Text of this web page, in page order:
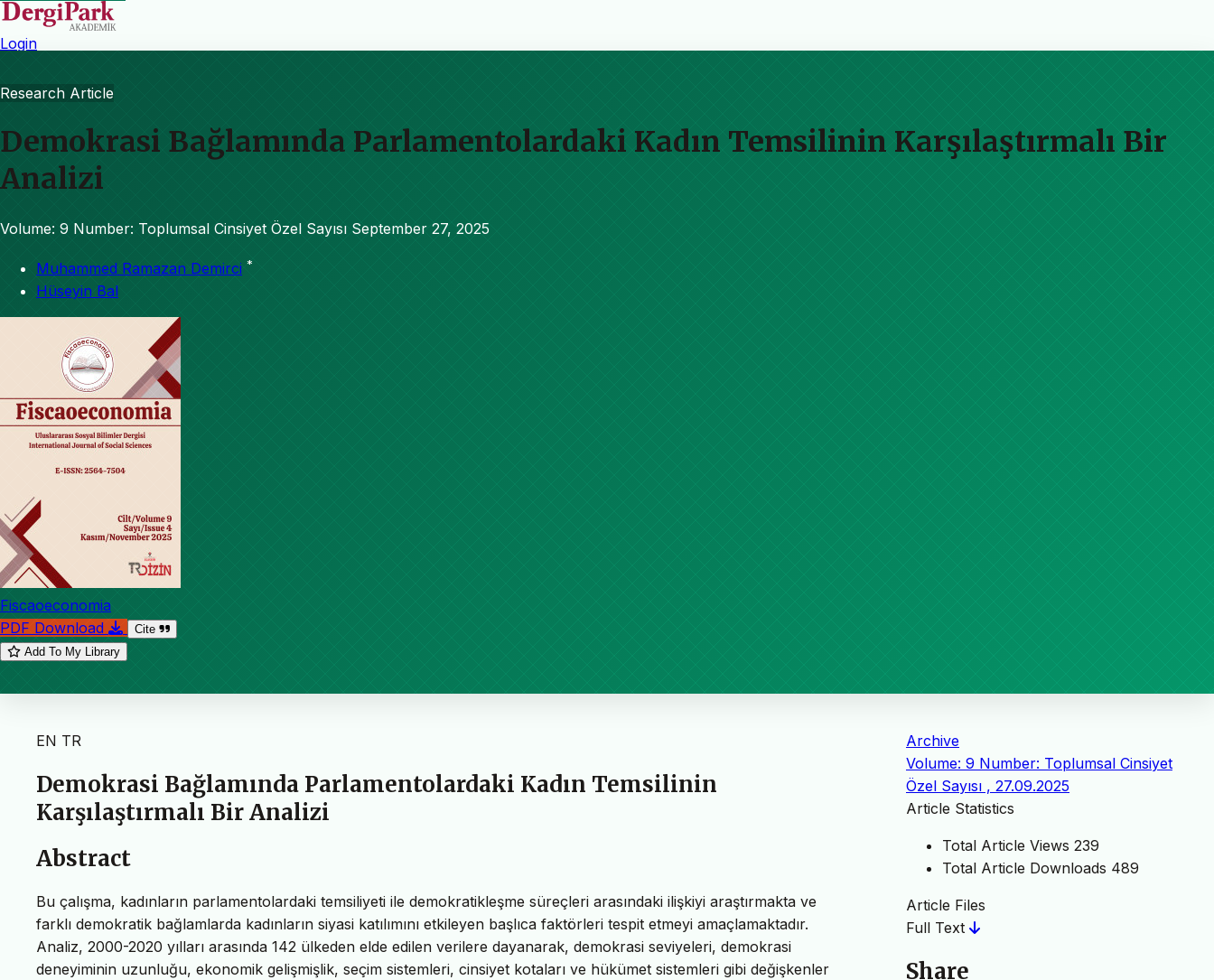
Login
Research Article
Demokrasi Bağlamında Parlamentolardaki Kadın Temsilinin Karşılaştırmalı Bir
Analizi
Volume: 9 Number: Toplumsal Cinsiyet Özel Sayısı September 27, 2025
Muhammed Ramazan Demirci *
Hüseyin Bal
Fiscaoeconomia
PDF Download
Cite
Add To My Library
EN TR
Demokrasi Bağlamında Parlamentolardaki Kadın Temsilinin
Karşılaştırmalı Bir Analizi
Abstract
Bu çalışma, kadınların parlamentolardaki temsiliyeti ile demokratikleşme süreçleri arasındaki ilişkiyi araştırmakta ve
farklı demokratik bağlamlarda kadınların siyasi katılımını etkileyen başlıca faktörleri tespit etmeyi amaçlamaktadır.
Analiz, 2000-2020 yılları arasında 142 ülkeden elde edilen verilere dayanarak, demokrasi seviyeleri, demokrasi
deneyiminin uzunluğu, ekonomik gelişmişlik, seçim sistemleri, cinsiyet kotaları ve hükümet sistemleri gibi değişkenler
Archive
Volume: 9 Number: Toplumsal Cinsiyet
Özel Sayısı , 27.09.2025
Article Statistics
Total Article Views 239
Total Article Downloads 489
Article Files
Full Text
Share